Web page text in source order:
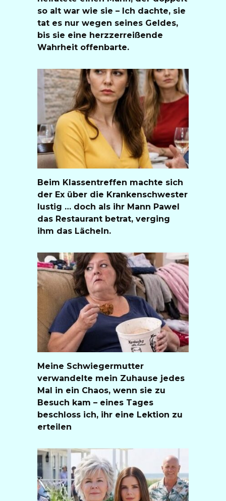
so alt war wie sie – Ich dachte, sie
tat es nur wegen seines Geldes,
bis sie eine herzzerreißende
Wahrheit offenbarte.
Beim Klassentreffen machte sich
der Ex über die Krankenschwester
lustig … doch als ihr Mann Pawel
das Restaurant betrat, verging
ihm das Lächeln.
Meine Schwiegermutter
verwandelte mein Zuhause jedes
Mal in ein Chaos, wenn sie zu
Besuch kam – eines Tages
beschloss ich, ihr eine Lektion zu
erteilen